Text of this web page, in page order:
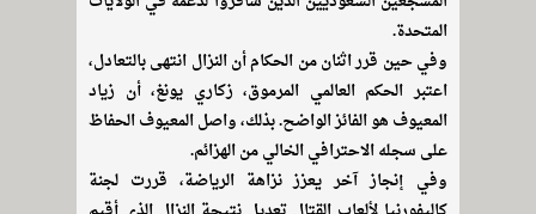
المتحدة.
وفي حين قرر اثنان من الحكام أن النزال انتهى بالتعادل،
اعتبر الحكم العالمي المرموق، زكاري يونغ، أن زياد
المعيوف هو الفائز الواضح. بذلك، واصل المعيوف الحفاظ
على سجله الاحترافي الخالي من الهزائم.
وفي إنجاز آخر يعزز نزاهة الرياضة، قررت لجنة